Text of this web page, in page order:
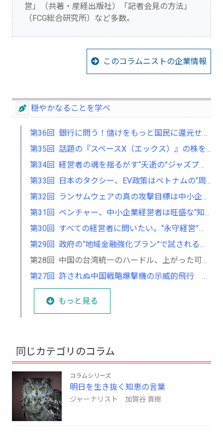
営」（共著・産経出版社）「記者会見の方法」
（FCG総合研究所）など多数。
このコラムニストの企業情報
穏やかなることを学べ
第36回 銀行に問う！儲けをもっと国民に還元せよ ～空前の最高益を中小企業や家計支援に～
第35回 話題の『スペースX（エックス）』の株を買った！ ～史上空前のIPO（新規株式公開）の行方は～
第34回 経営者の魂を揺るがす“夭逝の”ジャズプレーヤー ～壮絶な演奏が元興銀頭取、元西部ガス社長の琴線に触れる～
第33回 日本のタクシー、EV政策はベトナムの“周回遅れ”だ ～利用者目線では極端な格差が～
第32回 ランサムウェアの真の攻撃目標は中小企業だ ～経営者は“完璧な防御”は不可能との自覚が必要～
第31回 ベンチャー、中小企業経営者は旺盛な“知的好奇心”を抱き続けよ！ ～イノベーションの源泉、スタンフォード大学教授も明言～
第30回 すべての経営者に問いたい。“永守経営”は本当に悪なのか ～28歳で創業、世界的メーカー育てた革新性・斬新性を安易に否定するな～
第29回 政府の“地域金融強化プラン”で試される地銀・信金の真価 ～22年ぶりの包括的政策、地方再生の牽引車になり得るのか～
第28回 中国の台湾統一のハードル、上がった可能性も ～中国特使の目前でベネズエラ襲撃、トランプ政権の意図は～
第27回 許されぬ中国戦略爆撃機の示威的飛行 ～ロシア軍機とともに日本列島沿いに東京方面へ～
もっと見る
同じカテゴリのコラム
コラムシリーズ
明日を生き抜く知恵の言葉
ジャーナリスト 加賀谷 貢樹